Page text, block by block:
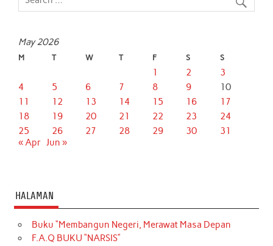
May 2026
M T W T F S S
1 2
3
4
5 6 7 8 9
10
11
12 13 14 15 16
17
18
19 20 21 22 23
24
25
26 27 28 29 30
31
« Apr Jun »
HALAMAN
Buku “Membangun Negeri, Merawat Masa Depan
F.A.Q BUKU “NARSIS”